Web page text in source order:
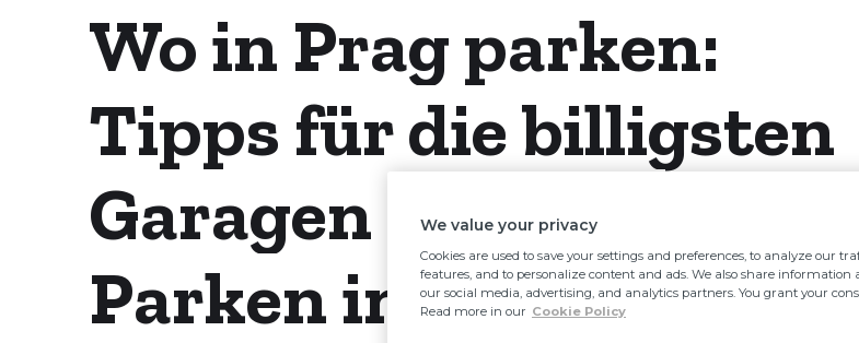
​​Wo in Prag parken:
Tipps für die billigsten
Garagen und das
Parken in den Zonen
We value your privacy
Cookies are used to save your settings and preferences, to analyze our
features, and to personalize content and ads. We also share information
our social media, advertising, and analytics partners. You grant your
Read more in our Cookie Policy